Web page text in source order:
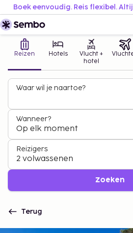
Boek eenvoudig. Reis flexibel.
Reizen Hotels
Vlucht +
hotel
Waar wil je naartoe?
Wanneer?
Op elk moment
Reizigers
2 volwassenen
Zoeken
Terug